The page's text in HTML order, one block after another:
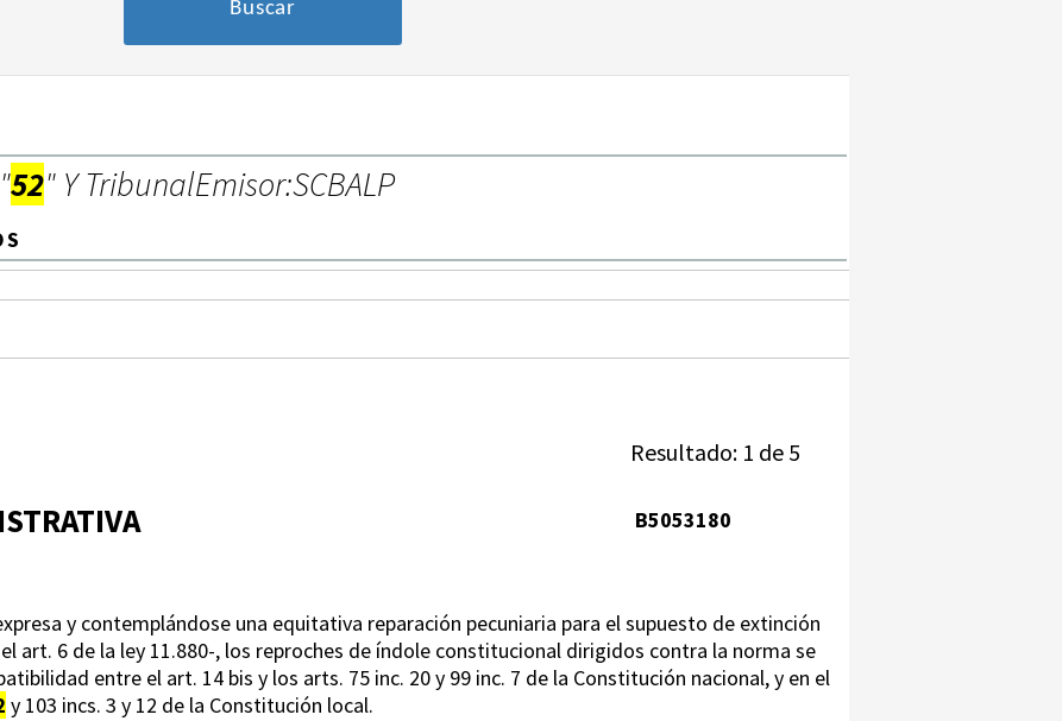
52" Y TribunalEmisor:SCBALP
Resultado: 1 de 5
B5053180
y contemplándose una equitativa reparación pecuniaria para el supuesto de extinción
art. 6 de la ley 11.880-, los reproches de índole constitucional dirigidos contra la norma se
entre el art. 14 bis y los arts. 75 inc. 20 y 99 inc. 7 de la Constitución nacional, y en el
y 103 incs. 3 y 12 de la Constitución local.